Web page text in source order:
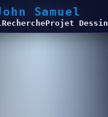
Samuel
RechercheProjet Dessin